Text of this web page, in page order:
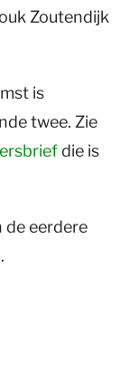
Zoutendijk
is
twee. Zie
die is
de eerdere
.